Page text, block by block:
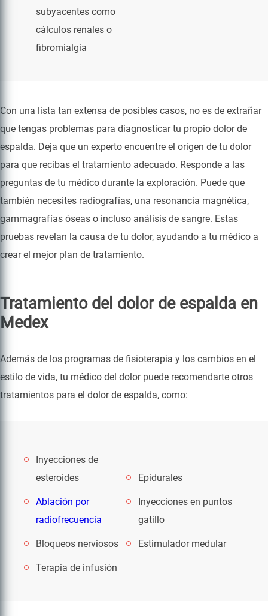
subyacentes como
cálculos renales o
fibromialgia
Con una lista tan extensa de posibles casos, no es de extrañar
que tengas problemas para diagnosticar tu propio dolor de
espalda. Deja que un experto encuentre el origen de tu dolor
para que recibas el tratamiento adecuado. Responde a las
preguntas de tu médico durante la exploración. Puede que
también necesites radiografías, una resonancia magnética,
gammagrafías óseas o incluso análisis de sangre. Estas
pruebas revelan la causa de tu dolor, ayudando a tu médico a
crear el mejor plan de tratamiento.
Tratamiento del dolor de espalda en
Medex
Además de los programas de fisioterapia y los cambios en el
estilo de vida, tu médico del dolor puede recomendarte otros
tratamientos para el dolor de espalda, como:
Inyecciones de
esteroides
Epidurales
Ablación por
radiofrecuencia
Inyecciones en puntos
gatillo
Bloqueos nerviosos Estimulador medular
Terapia de infusión